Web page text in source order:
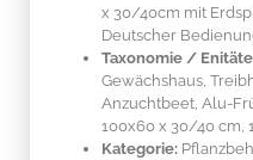
x 30/40cm mit
Deutscher
Taxonomie /
Gewächshaus,
Anzuchtbeet, Alu-
100x60 x 30/40 cm,
Kategorie: